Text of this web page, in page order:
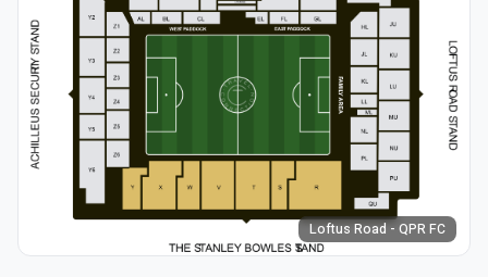
Loftus Road - QPR FC